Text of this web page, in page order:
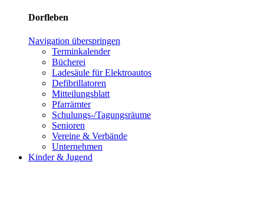
Dorfleben
Navigation überspringen
Terminkalender
Bücherei
Ladesäule für Elektroautos
Defibrillatoren
Mitteilungsblatt
Pfarrämter
Schulungs-/Tagungsräume
Senioren
Vereine & Verbände
Unternehmen
Kinder & Jugend